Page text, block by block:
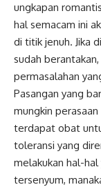
ungkapan
hal semacam ini
di titik jenuh. Jika
sudah
permasalahan
Pasangan yang
mungkin
terdapat obat
toleransi yang
melakukan hal-
tersenyum,